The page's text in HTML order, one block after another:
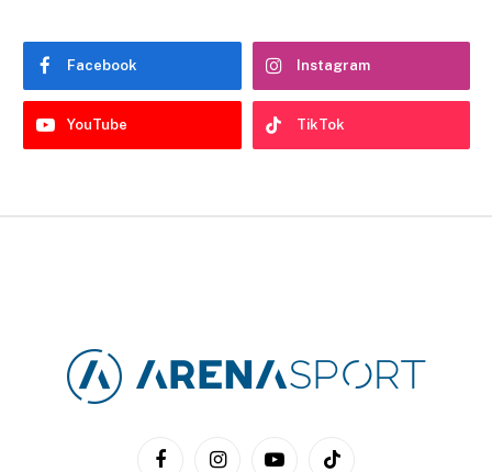
Facebook Instagram
YouTube TikTok